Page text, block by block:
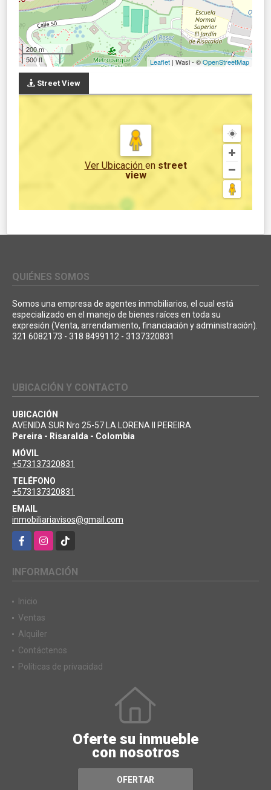
200 m
500 ft
Leaflet | Wasi - ©OpenStreetMap
Street View
Ver Ubicación en street
view
QUIÉNES SOMOS
Somos una empresa de agentes inmobiliarios, el cual está
especializado en el manejo de bienes raíces en toda su
expresión (Venta, arrendamiento, financiación y administración).
321 6082173 - 318 8499112 - 3137320831
UBICACIÓN Y CONTACTO
UBICACIÓN
AVENIDA SUR Nro 25-57 LA LORENA II PEREIRA
Pereira - Risaralda - Colombia
MÓVIL
+573137320831
TELÉFONO
+573137320831
EMAIL
inmobiliariavisos@gmail.com
FacebookInstagramTikTok
INFORMACIÓN
Inicio
Ventas
Alquiler
Contáctenos
Políticas de privacidad
Oferte su inmueble
con nosotros
OFERTAR